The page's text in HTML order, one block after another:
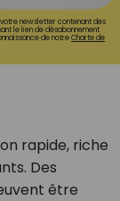
newsletter contenant des
le lien de désabonnement
de notreCharte de
rapide, riche
Des
être